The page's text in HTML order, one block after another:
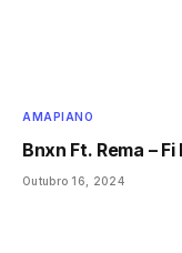
AMAPIANO
Bnxn Ft. Rema –
Outubro 16, 2024